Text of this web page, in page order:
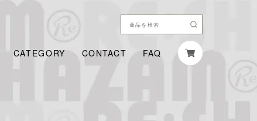
CATEGORY CONTACT FAQ